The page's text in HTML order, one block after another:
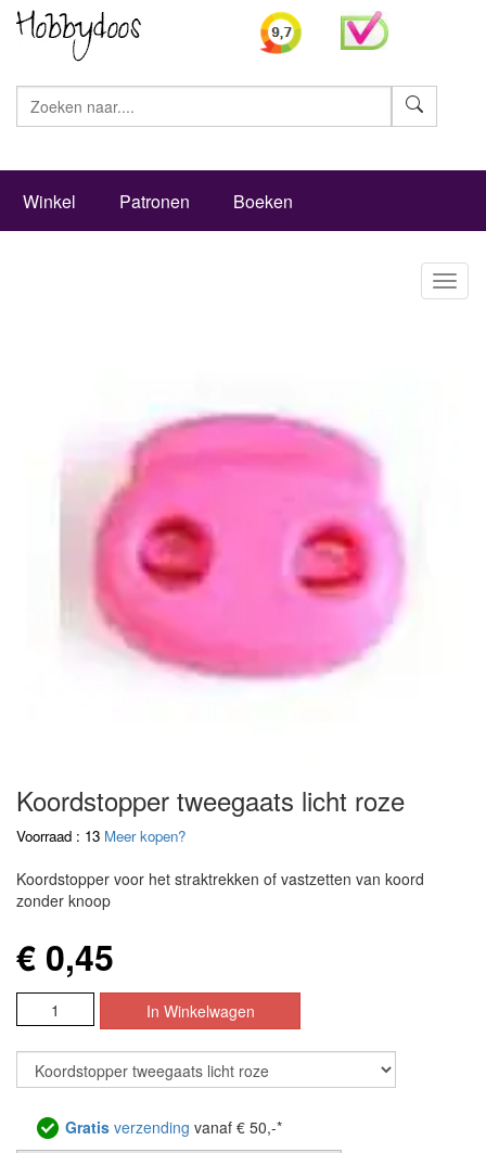
Winkel Patronen Boeken
Koordstopper tweegaats licht roze
Voorraad : 13 Meer kopen?
Koordstopper voor het straktrekken of vastzetten van koord
zonder knoop
€ 0,45
Gratis verzending vanaf € 50,-*